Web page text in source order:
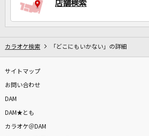
カラオケをもっと楽しもう！
店舗検索
カラオケ検索 「どこにもいかない」の詳細
サイトマップ
お問い合わせ
DAM
DAM★とも
カラオケ＠DAM